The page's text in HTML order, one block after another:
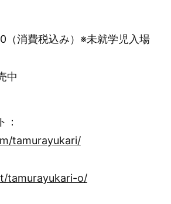
（消費税込み）※未就学児入場
中
：
tamurayukari/
tamurayukari-o/